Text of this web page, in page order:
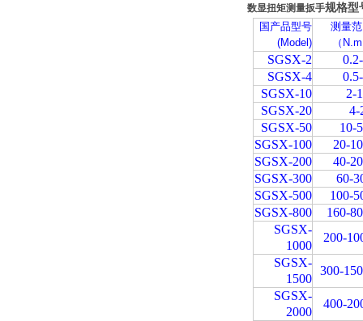
数显扭矩测量扳手规格型
国产品型号
(Model)
测量
（
SGSX-2
SGSX-4
SGSX-10
2-
SGSX-20
4-
SGSX-50
10-
SGSX-100
20-
SGSX-200
40-
SGSX-300
60-
SGSX-500
100-
SGSX-800
160-
SGSX-
1000
200-
SGSX-
1500
300-
SGSX-
2000
400-